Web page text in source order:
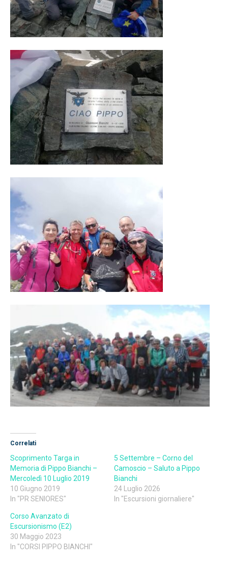
Correlati
Scoprimento Targa in
Memoria di Pippo Bianchi –
Mercoledì 10 Luglio 2019
10 Giugno 2019
In "PR SENIORES"
5 Settembre – Corno del
Camoscio – Saluto a Pippo
Bianchi
24 Luglio 2026
In "Escursioni giornaliere"
Corso Avanzato di
Escursionismo (E2)
30 Maggio 2023
In "CORSI PIPPO BIANCHI"